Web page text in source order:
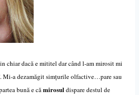
chiar dacă e mititel dar când l-am mirosit mi
Mi-a dezamăgit simțurile olfactive…pare sau
bună e cămirosuldispare destul de